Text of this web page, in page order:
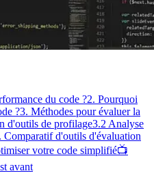
du code ?2. Pourquoi
?3. Méthodes pour évaluer la
d'outils de profilage3.2 Analyse
Comparatif d'outils d'évaluation
votre code simplifié📺
avant